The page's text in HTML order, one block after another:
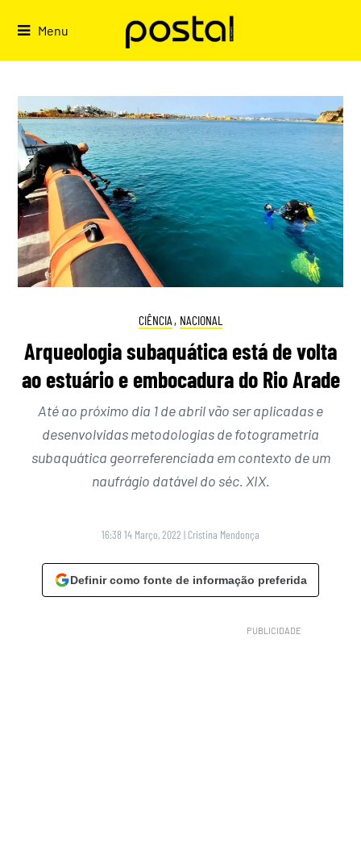
Menu
CIÊNCIA , NACIONAL
Arqueologia subaquática está de volta
ao estuário e embocadura do Rio Arade
Até ao próximo dia 1 de abril vão ser aplicadas e
desenvolvidas metodologias de fotogrametria
subaquática georreferenciada em contexto de um
naufrágio datável do séc. XIX.
16:38 14 Março, 2022 | Cristina Mendonça
Definir como fonte de informação preferida